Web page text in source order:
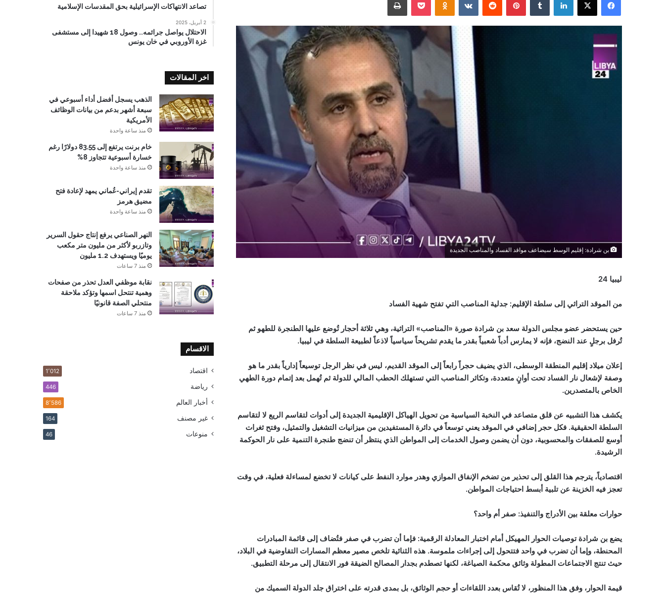
بن شرادة: إقليم الوسط سيضاعف مواقد الفساد والمناصب الجديدة
ليبيا 24
من الموقد التراثي إلى سلطة الإقليم: جدلية المناصب التي تفتح شهية الفساد
حين يستحضر عضو مجلس الدولة سعد بن شرادة صورة «المناصب» التراثية، وهي ثلاثة أحجار تُوضع عليها الطنجرة للطهو ثم
تُرفل برجلٍ عند النضج، فإنه لا يمارس أدباً شعبياً بقدر ما يقدم تشريحاً سياسياً لاذعاً لطبيعة السلطة في ليبيا.
إعلان ميلاد إقليم المنطقة الوسطى، الذي يضيف حجراً رابعاً إلى الموقد القديم، ليس في نظر الرجل توسيعاً إدارياً بقدر ما هو
وصفة لإشعال نار الفساد تحت أوانٍ متعددة، وتكاثر المناصب التي تستهلك الحطب المالي للدولة ثم تُهمل بعد إتمام دورة الطهي
الخاص بالمتصدرين.
يكشف هذا التشبيه عن قلق متصاعد في النخبة السياسية من تحويل الهياكل الإقليمية الجديدة إلى أدوات لتقاسم الريع لا لتقاسم
السلطة الحقيقية. فكل حجر إضافي في الموقد يعني توسعاً في دائرة المستفيدين من ميزانيات التشغيل والتمثيل، وفتح ثغرات
أوسع للصفقات والمحسوبية، دون أن يضمن وصول الخدمات إلى المواطن الذي ينتظر أن تنضج طنجرة التنمية على نار الحوكمة
الرشيدة.
اقتصادياً، يترجم هذا القلق إلى تحذير من تضخم الإنفاق الموازي وهدر موارد النفط على كيانات لا تخضع لمساءلة فعلية، في وقت
تعجز فيه الخزينة عن تلبية أبسط احتياجات المواطن.
حوارات معلقة بين الأدراج والتنفيذ: صفر أم واحد؟
يضع بن شرادة توصيات الحوار المهيكل أمام اختبار المعادلة الرقمية: فإما أن تضرب في صفر فتُضاف إلى قائمة المبادرات
المحنطة، وإما أن تضرب في واحد فتتحول إلى إجراءات ملموسة. هذه الثنائية تلخص مصير معظم المسارات التفاوضية في البلاد،
حيث تنتج الاجتماعات المطولة وثائق محكمة الصياغة، لكنها تصطدم بجدار المصالح الضيقة فور الانتقال إلى مرحلة التطبيق.
قيمة الحوار، وفق هذا المنظور، لا تُقاس بعدد اللقاءات أو حجم الوثائق، بل بمدى قدرته على اختراق جلد الدولة السميك من
تصاعد الانتهاكات الإسرائيلية بحق المقدسات الإسلامية
2 أبريل، 2025
الاحتلال يواصل جرائمه.. وصول 18 شهيدا إلى مستشفى
غزة الأوروبي في خان يونس
اخر المقالات
الذهب يسجل أفضل أداء أسبوعي في
سبعة أشهر بدعم من بيانات الوظائف
الأمريكية
منذ ساعة واحدة
خام برنت يرتفع إلى 83.55 دولارًا رغم
خسارة أسبوعية تتجاوز 8%
منذ ساعة واحدة
تقدم إيراني-عُماني يمهد لإعادة فتح
مضيق هرمز
منذ ساعة واحدة
النهر الصناعي يرفع إنتاج حقول السرير
وتازربو لأكثر من مليون متر مكعب
يوميًا ويستهدف 1.2 مليون
منذ 7 ساعات
نقابة موظفي العدل تحذر من صفحات
وهمية تنتحل اسمها وتؤكد ملاحقة
منتحلي الصفة قانونيًا
منذ 7 ساعات
الاقسام
اقتصاد 1٬012
رياضة 446
أخبار العالم 8٬586
غير مصنف 164
منوعات 46